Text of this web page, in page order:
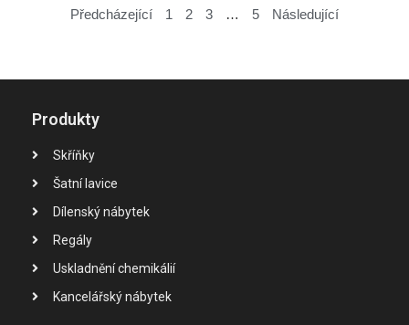
Předcházející 1 2 3 … 5 Následující
Produkty
Skříňky
Šatní lavice
Dílenský nábytek
Regály
Uskladnění chemikálií
Kancelářský nábytek